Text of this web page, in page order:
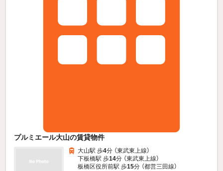
プルミエール大山の賃貸物件
大山駅 歩4分 （東武東上線）
下板橋駅 歩14分 （東武東上線）
板橋区役所前駅 歩15分 （都営三田線）